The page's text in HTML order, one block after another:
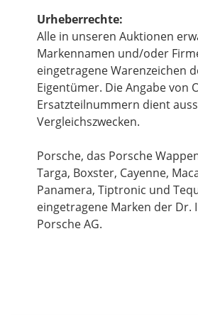
Urheberrechte:
Alle in unseren Auktionen
Markennamen und/oder
eingetragene Warenzeichen
Eigentümer. Die Angabe von
Ersatzteilnummern dient
Vergleichszwecken.
Porsche, das Porsche
Targa, Boxster, Cayenne,
Panamera, Tiptronic und
eingetragene Marken der Dr.
Porsche AG.